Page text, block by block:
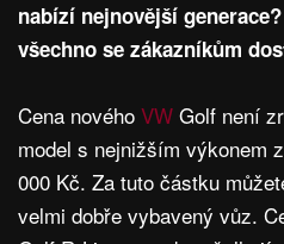
nabízí nejnovější
všechno se zákazníkům
Cena nového VW Golf není
model s nejnižším výkonem
000 Kč. Za tuto částku
velmi dobře vybavený vůz.